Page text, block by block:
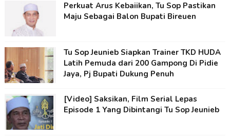
Perkuat Arus Kebaiikan, Tu Sop Pastikan
Maju Sebagai Balon Bupati Bireuen
Tu Sop Jeunieb Siapkan Trainer TKD HUDA
Latih Pemuda dari 200 Gampong Di Pidie
Jaya, Pj Bupati Dukung Penuh
[Video] Saksikan, Film Serial Lepas
Episode 1 Yang Dibintangi Tu Sop Jeunieb